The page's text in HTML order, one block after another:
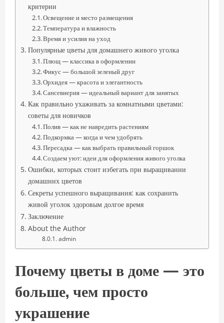
критерии
Освещение и место размещения
Температура и влажность
Время и усилия на уход
Популярные цветы для домашнего живого уголка
Плющ — классика в оформлении
Фикус — большой зеленый друг
Орхидея — красота и элегантность
Сансевиерия — идеальный вариант для занятых
Как правильно ухаживать за комнатными цветами:
советы для новичков
Полив — как не навредить растениям
Подкормка — когда и чем удобрять
Пересадка — как выбрать правильный горшок
Создаем уют: идеи для оформления живого уголка
Ошибки, которых стоит избегать при выращивании
домашних цветов
Секреты успешного выращивания: как сохранить
живой уголок здоровым долгое время
Заключение
About the Author
admin
Почему цветы в доме — это
больше, чем просто
украшение